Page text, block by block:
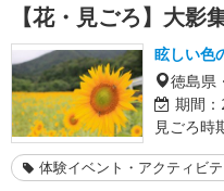
【花・見ごろ】大影
眩しい色
徳島県
期間：
見ごろ時
体験イベント・アクティビ